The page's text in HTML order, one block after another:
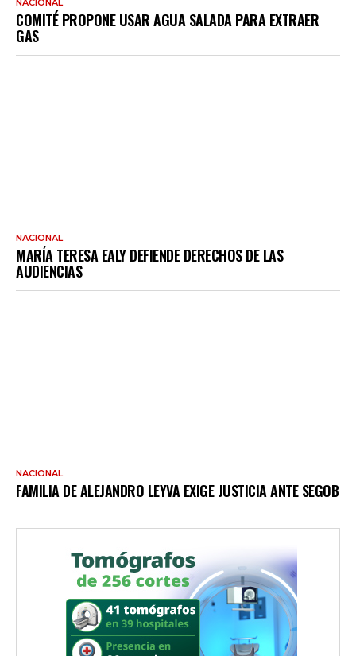
NACIONAL
COMITÉ PROPONE USAR AGUA SALADA PARA EXTRAER
GAS
NACIONAL
MARÍA TERESA EALY DEFIENDE DERECHOS DE LAS
AUDIENCIAS
NACIONAL
FAMILIA DE ALEJANDRO LEYVA EXIGE JUSTICIA ANTE SEGOB